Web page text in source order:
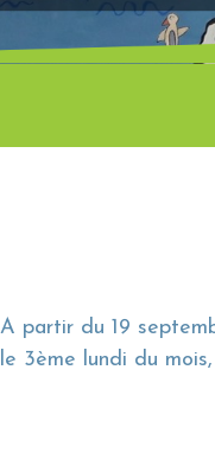
A partir du 19
le 3ème lundi du